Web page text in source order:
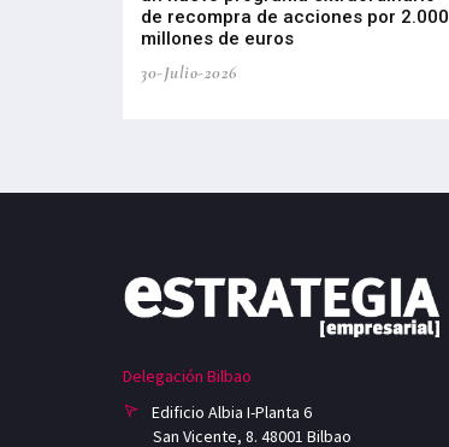
de recompra de acciones por 2.000
millones de euros
30-Julio-2026
Delegación Bilbao
Edificio Albia I-Planta 6
San Vicente, 8. 48001 Bilbao